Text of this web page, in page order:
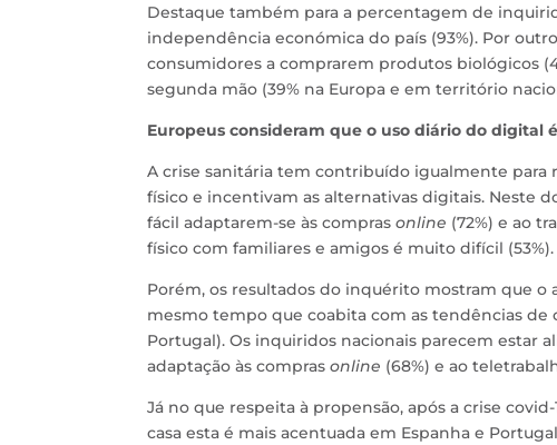
Destaque também para a percentagem de
independência económica do país (93%). Por
consumidores a comprarem produtos biológicos
segunda mão (39% na Europa e em território
Europeus consideram que o uso diário do digital
A crise sanitária tem contribuído igualmente para
físico e incentivam as alternativas digitais. Neste
fácil adaptarem-se às compras online (72%) e ao
físico com familiares e amigos é muito difícil (53%).
Porém, os resultados do inquérito mostram que o
mesmo tempo que coabita com as tendências de
Portugal). Os inquiridos nacionais parecem estar
adaptação às compras online (68%) e ao
Já no que respeita à propensão, após a crise
casa esta é mais acentuada em Espanha e